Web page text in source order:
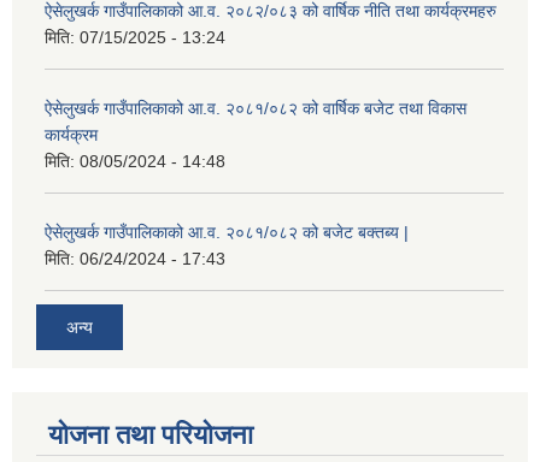
ऐसेलुखर्क गाउँपालिकाको आ.व. २०८२/०८३ को वार्षिक नीति तथा कार्यक्रमहरु
मिति: 07/15/2025 - 13:24
ऐसेलुखर्क गाउँपालिकाको आ.व. २०८१/०८२ को वार्षिक बजेट तथा विकास
कार्यक्रम
मिति: 08/05/2024 - 14:48
ऐसेलुखर्क गाउँपालिकाको आ.व. २०८१/०८२ को बजेट बक्तब्य |
मिति: 06/24/2024 - 17:43
अन्य
योजना तथा परियोजना